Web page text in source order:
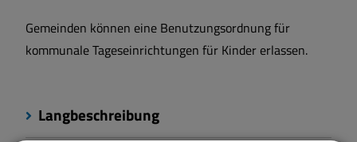
Gemeinden können eine Benutzungsordnung für
kommunale Tageseinrichtungen für Kinder erlassen.
Langbeschreibung